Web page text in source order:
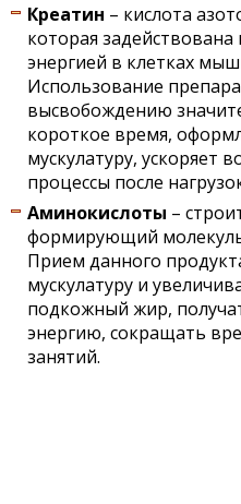
Креатин – кислота
которая
энергией в клетках
Использование
высвобождению
короткое время,
мускулатуру, ускоряет
процессы после
Аминокислоты –
формирующий
Прием данного
мускулатуру и
подкожный жир,
энергию, сокращать
занятий.